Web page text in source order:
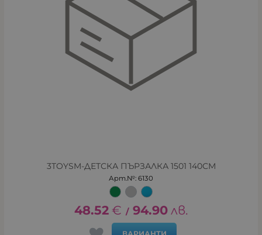
3TOYSM-ДЕТСКА ПЪРЗАЛКА 1501 140СМ
Арт.№: 6130
48.52 € / 94.90 лв.